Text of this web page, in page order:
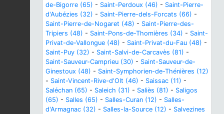
de-Bigorre (65) - Saint-Perdoux (46) - Saint-Pierre-
d'Aubézies (32) - Saint-Pierre-dels-Forcats (66) -
Saint-Pierre-de-Nogaret (48) - Saint-Pierre-des-
Tripiers (48) - Saint-Pons-de-Thomières (34) - Saint-
Privat-de-Vallongue (48) - Saint-Privat-du-Fau (48) -
Saint-Puy (32) - Saint-Salvi-de-Carcavès (81) -
Saint-Sauveur-Camprieu (30) - Saint-Sauveur-de-
Ginestoux (48) - Saint-Symphorien-de-Thénières (12)
- Saint-Vincent-Rive-d'Olt (46) - Saissac (11) -
Saléchan (65) - Saleich (31) - Saliès (81) - Saligos
(65) - Salles (65) - Salles-Curan (12) - Salles-
d'Armagnac (32) - Salles-la-Source (12) - Salvezines